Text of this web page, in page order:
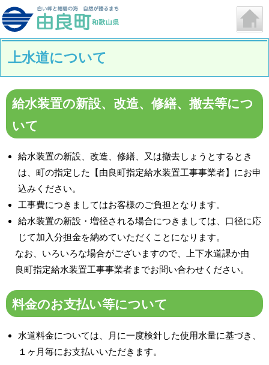
上水道について
給水装置の新設、改造、修繕、撤去等につ
いて
給水装置の新設、改造、修繕、又は撤去しょうとするとき
は、町の指定した【由良町指定給水装置工事事業者】にお申
込みください。
工事費につきましてはお客様のご負担となります。
給水装置の新設・増径される場合につきましては、口径に応
じて加入分担金を納めていただくことになります。
なお、いろいろな場合がございますので、上下水道課か由
良町指定給水装置工事事業者までお問い合わせください。
料金のお支払い等について
水道料金については、月に一度検針した使用水量に基づき、
１ヶ月毎にお支払いいただきます。